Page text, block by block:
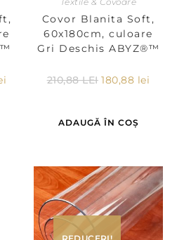
Covor Blanita Soft,
60x180cm, culoare
Gri Deschis ABYZ®™
210,88LEI 180,88 lei
ADAUGĂ ÎN COȘ